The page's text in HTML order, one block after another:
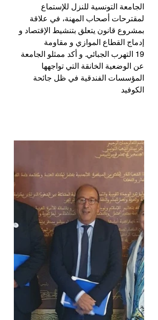
الجامعة التونسية للنزل للإستماع
لمقترحات أصحاب المهنة، في علاقة
بمشروع قانون يتعلق بتنشيط الإقتصاد و
إدماج القطاع الموازي و مقاومة
19 التهرب الجبائي. و أكد ممثلو الجامعة
عن الوضعية الخانقة التي تواجهها
المؤسسات الفندقية في ظل جائحة
الكوفيد